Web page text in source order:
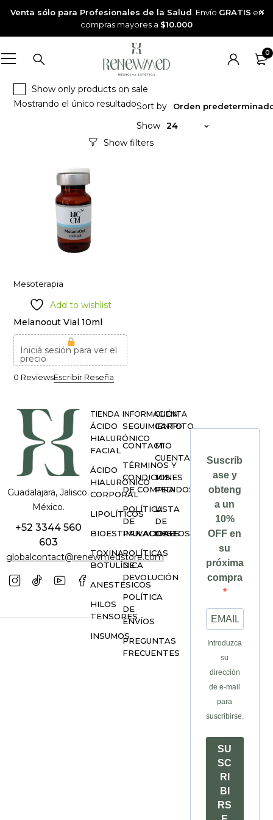
Venta sólo para Profesionales de la Salud . Envío GRATIS en
compras mayores a $10.000
0
Show only products on sale
Mostrando el único resultadoSort by Orden
Show 24
Mesoterapia
Add to wishlist
Melanoout Vial 10ml
Iniciá sesión para ver el
precio
0 ReviewsEscribir Reseña
Guadalajara, Jalisco.
México.
+52 3344 560
603
globalcontact@renewmedstore.com
TIENDA
ÁCIDO
HIALURÓNICO
FACIAL
ÁCIDO
HIALURÓNICO
CORPORAL
LIPOLÍTICOS
BIOESTIMULADORES
TOXINA
BOTULÍNICA
ANESTÉSICOS
HILOS
TENSORES
INSUMOS
INFORMACIÓN
SEGUIMIENTO
CONTACTO
TÉRMINOS Y
CONDICIONES
DE COMPRA
POLÍTICA
DE
PRIVACIDAD
POLÍTICAS
DE
DEVOLUCIÓN
POLÍTICA
DE
ENVÍOS
PREGUNTAS
FRECUENTES
CUENTA
CARRITO
MI
CUENTA
MIS
PEDIDOS
LISTA
DE
DESEOS
Suscríb
ase y
obteng
a un
10%
OFF en
su
próxima
compra
Introduzca
su
dirección
de e-mail
para
suscribirse.
SU
SC
RI
BI
RS